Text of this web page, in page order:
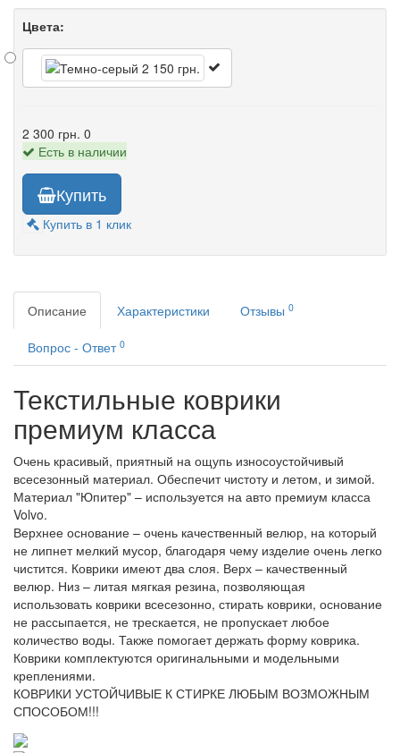
Цвета:
2 300 грн. 0
Есть в наличии
Купить
Купить в 1 клик
Описание Характеристики Отзывы 0
Вопрос - Ответ 0
Текстильные коврики
премиум класса
Очень красивый, приятный на ощупь износоустойчивый
всесезонный материал. Обеспечит чистоту и летом, и зимой.
Материал "Юпитер" – используется на авто премиум класса
Volvo.
Верхнее основание – очень качественный велюр, на который
не липнет мелкий мусор, благодаря чему изделие очень легко
чистится. Коврики имеют два слоя. Верх – качественный
велюр. Низ – литая мягкая резина, позволяющая
использовать коврики всесезонно, стирать коврики, основание
не рассыпается, не трескается, не пропускает любое
количество воды. Также помогает держать форму коврика.
Коврики комплектуются оригинальными и модельными
креплениями.
КОВРИКИ УСТОЙЧИВЫЕ К СТИРКЕ ЛЮБЫМ ВОЗМОЖНЫМ
СПОСОБОМ!!!